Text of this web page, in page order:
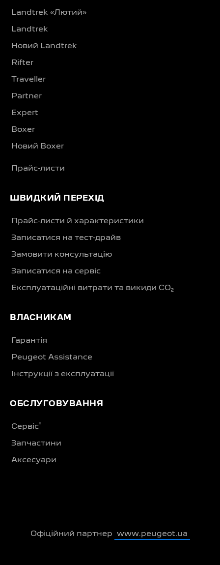
Landtrek «Лютий»
Landtrek
Новий Landtrek
Rifter
Traveller
Partner
Expert
Boxer
Новий Boxer
Прайс-листи
ШВИДКИЙ ПЕРЕХІД
Прайс-листи й характеристики
Записатися на тест-драйв
Замовити консультацію
Записатися на сервіс
Експлуатаційні витрати та викиди CO₂
ВЛАСНИКАМ
Гарантія
Peugeot Assistance
Інструкції з експлуатації
ОБСЛУГОВУВАННЯ
Сервіс®
Запчастини
Аксесуари
Офіційний партнер www.peugeot.ua